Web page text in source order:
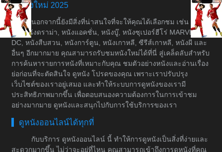
หนังใหม่ 2025
นอกจากนี้ยังมีสิ่งที่น่าสนใจที่จะให้คุณได้เลือกชม เช่น หนัง
ต่อ, หนังดราม่า, หนังแอคชั่น, หนังบู๊, หนังซุเปอร์ฮีโร่ MARVEL &
DC, หนังสืบสวน, หนังการ์ตูน, หนังเกาหลี, ซีรีส์เกาหลี, หนังผี และ
อื่นๆ อีกมากมาย คุณสามารถรับชมหนังใหม่ได้ที่นี่ สู่เคล็ดลับสำหรับ
การค้นหารายการหนังที่เหมาะกับคุณ ชมตัวอย่างหนังและอ่านเรื่อง
ย่อก่อนที่จะตัดสินใจ ดูหนัง โปรดของคุณ เพราะเราปรับปรุง
เว็บไซต์ของเราอยู่เสมอ และทำให้ระบบการดูหนังของเรามี
ประสิทธิภาพมากขึ้น เพื่อตอบสนองความต้องการในการเข้าชม
อย่างมากมาย ดูหนังและสนุกไปกับการใช้บริการของเรา
ดูหนังออนไลน์ได้ทุกที่
กับบริการ ดูหนังออนไลน์ นี้ ทำให้การดูหนังเป็นสิ่งที่ง่ายและ
สะดวกมากขึ้น ไม่ว่าจะอยู่ที่ไหน คุณสามารถเข้าถึงการดูหนังที่คุณ